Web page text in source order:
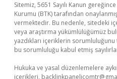
Sitemiz, 5651 Sayılı Kanun
Kurumu (BTK) tarafından
vermektedir. Bu nedenle, sitedeki
veya araştırma yükümlülüğümüz
yazdıkları içeriklerin
bu sorumluluğu kabul etmiş
Hukuka ve yasal düzenlemelere
içerikleri,